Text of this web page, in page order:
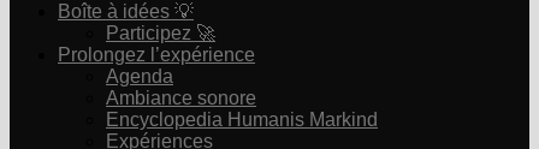
Boîte à idées 💡
Participez 🚀
Prolongez l’expérience
Agenda
Ambiance sonore
Encyclopedia Humanis Markind
Expériences